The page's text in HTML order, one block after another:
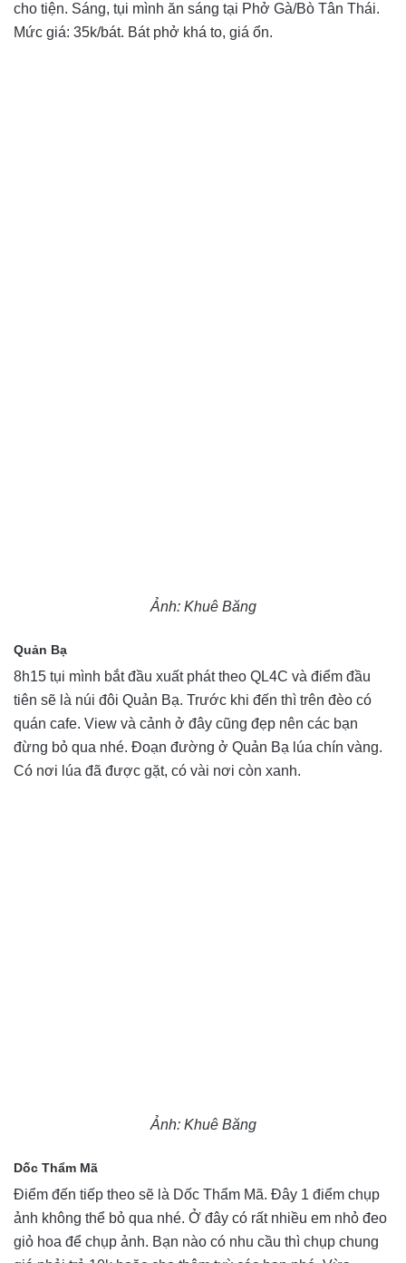
cho tiện. Sáng, tụi mình ăn sáng tại Phở Gà/Bò Tân Thái.
Mức giá: 35k/bát. Bát phở khá to, giá ổn.
Ảnh: Khuê Băng
Quản Bạ
8h15 tụi mình bắt đầu xuất phát theo QL4C và điểm đầu
tiên sẽ là núi đôi Quản Bạ. Trước khi đến thì trên đèo có
quán cafe. View và cảnh ở đây cũng đẹp nên các bạn
đừng bỏ qua nhé. Đoạn đường ở Quản Bạ lúa chín vàng.
Có nơi lúa đã được gặt, có vài nơi còn xanh.
Ảnh: Khuê Băng
Dốc Thẩm Mã
Điểm đến tiếp theo sẽ là Dốc Thẩm Mã. Đây 1 điểm chụp
ảnh không thể bỏ qua nhé. Ở đây có rất nhiều em nhỏ đeo
giỏ hoa để chụp ảnh. Bạn nào có nhu cầu thì chụp chung